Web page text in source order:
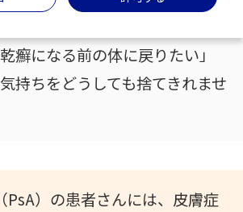
癬になる前の体に戻りたい」
持ちをどうしても捨てきれませ
PsA）の患者さんには、皮膚症